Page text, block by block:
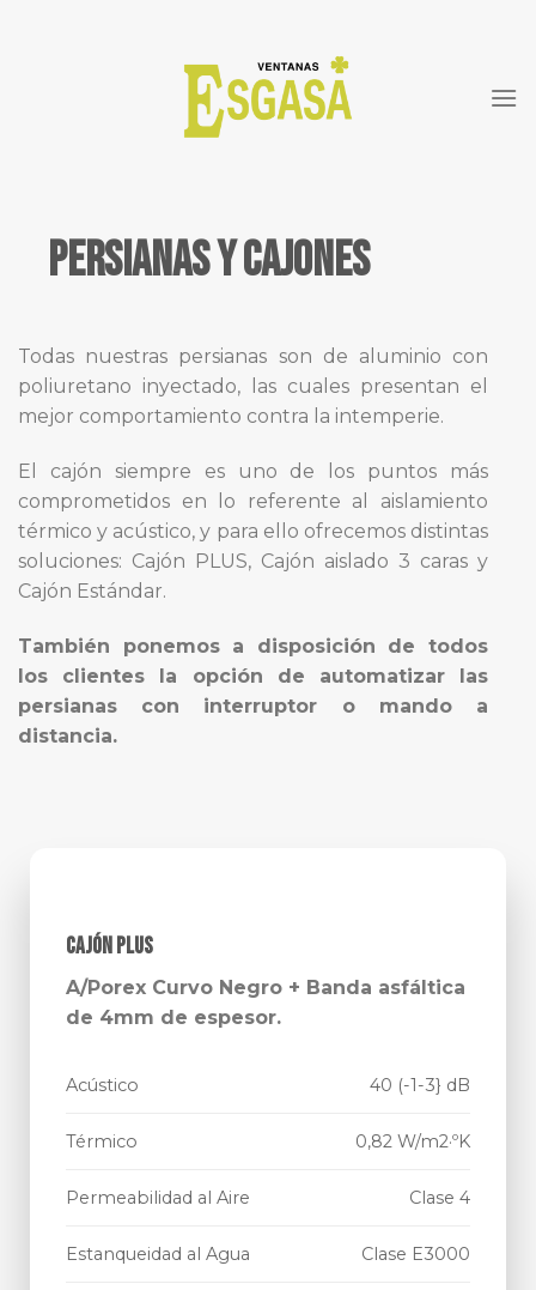
PERSIANAS Y CAJONES
Todas nuestras persianas son de aluminio con
poliuretano inyectado, las cuales presentan el
mejor comportamiento contra la intemperie.
El cajón siempre es uno de los puntos más
comprometidos en lo referente al aislamiento
térmico y acústico, y para ello ofrecemos distintas
soluciones: Cajón PLUS, Cajón aislado 3 caras y
Cajón Estándar.
También ponemos a disposición de todos
los clientes la opción de automatizar las
persianas con interruptor o mando a
distancia.
CAJÓN PLUS
A/Porex Curvo Negro + Banda asfáltica
de 4mm de espesor.
Acústico 40 (-1-3} dB
Térmico 0,82 W/m2·ºK
Permeabilidad al Aire Clase 4
Estanqueidad al Agua Clase E3000